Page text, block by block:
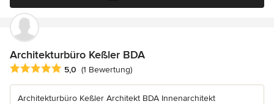
Architekturbüro Keßler BDA
Durchschnittliche Bewertung: 5 von 5 Sternen
5,0 (1 Bewertung)
Architekturbüro Keßler Architekt BDA Innenarchitekt